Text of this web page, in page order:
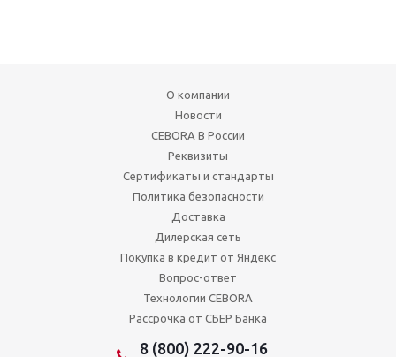
О компании
Новости
CEBORA В России
Реквизиты
Сертификаты и стандарты
Политика безопасности
Доставка
Дилерская сеть
Покупка в кредит от Яндекс
Вопрос-ответ
Технологии CEBORA
Рассрочка от СБЕР Банка
8 (800) 222-90-16